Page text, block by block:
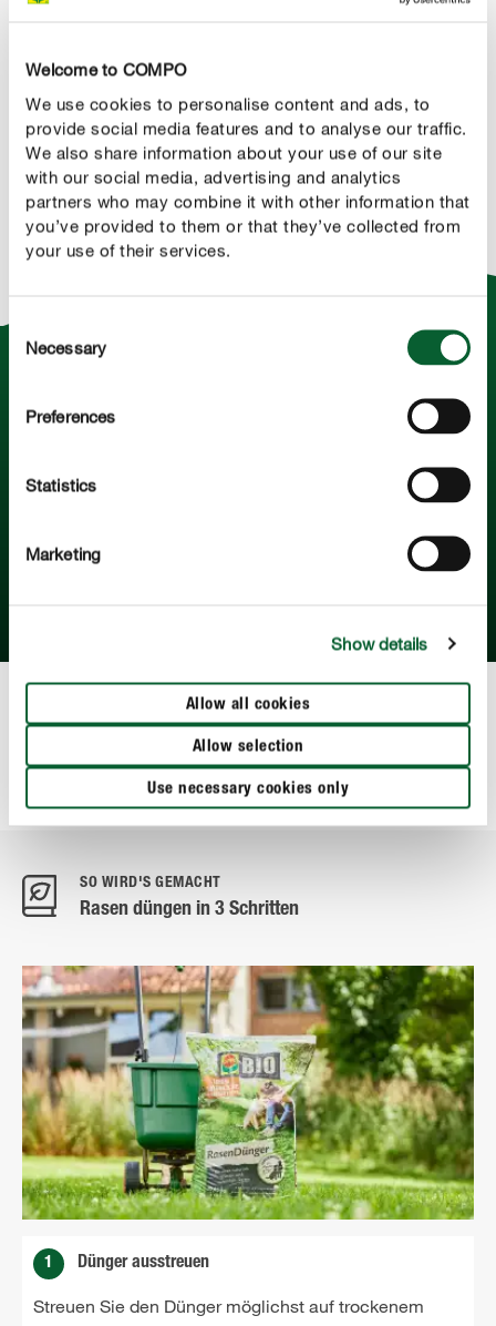
Welcome to COMPO
We use cookies to personalise content and ads, to
provide social media features and to analyse our traffic.
We also share information about your use of our site
with our social media, advertising and analytics
partners who may combine it with other information that
you’ve provided to them or that they’ve collected from
your use of their services.
Consent
Selection
Necessary
Preferences
Statistics
Marketing
Show details
Allow all cookies
Allow selection
Use necessary cookies only
Langzeitdüngers enthält die perfekte,
Phosphor, Kalium und Spurenelementen. Das
sorgt für einen gleichmäßig wachsenden,
*Erfahren Sie hier mehr über unseren
Werner Peitzmann.
SO WIRD'S GEMACHT
Rasen düngen in 3 Schritten
1 Dünger ausstreuen
Streuen Sie den Dünger möglichst auf trockenem